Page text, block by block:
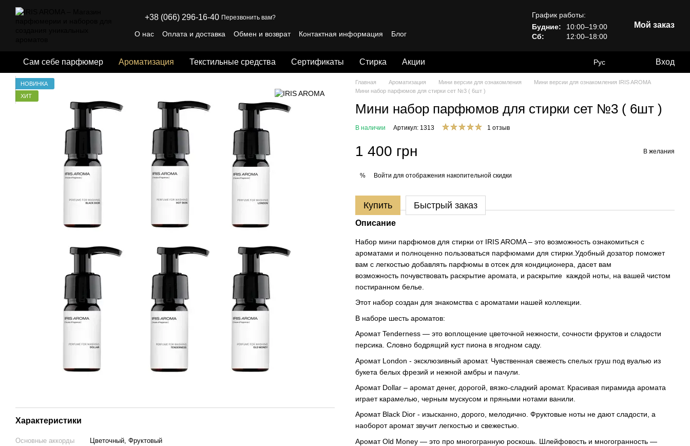
Перейти к основному контенту
+38 (066) 296-16-40 Перезвонить вам?
О нас Оплата и доставка Обмен и возврат Контактная информация
Блог
График работы:
Будние:
10:00–19:00
Сб:
12:00–18:00
Мой заказ
Сам себе парфюмер Ароматизация Текстильные средства Сертификаты Стирка Акции Рус Вход
НОВИНКА
ХИТ
Характеристики
Основные аккорды
Цветочный, Фруктовый
Главная Ароматизация Мини версии для ознакомления
Мини версии для ознакомления IRIS AROMA
Мини набор парфюмов для стирки сет №3 ( 6шт )
Мини набор парфюмов для стирки сет №3 ( 6шт )
В наличии Артикул: 1313 1 отзыв
1 400 грн В желания
% Войти для отображения накопительной скидки
Купить Быстрый заказ
Описание
Набор мини парфюмов для стирки от IRIS AROMA – это возможность ознакомиться с
ароматами и полноценно пользоваться парфюмами для стирки.Удобный дозатор поможет
вам с легкостью добавлять парфюмы в отсек для кондиционера, дасет вам
возможность почувствовать раскрытие аромата, и раскрытие каждой ноты, на вашей чистом
постиранном белье.
Этот набор создан для знакомства с ароматами нашей коллекции.
В наборе шесть ароматов:
Аромат Tenderness — это воплощение цветочной нежности, сочности фруктов и сладости
персика. Словно бодрящий куст пиона в ягодном саду.
Аромат London - эксклюзивный аромат. Чувственная свежесть спелых груш под вуалью из
букета белых фрезий и нежной амбры и пачули.
Аромат Dollar – аромат денег, дорогой, вязко-сладкий аромат. Красивая пирамида аромата
играет карамелью, черным мускусом и пряными нотами ванили.
Аромат Black Dior - изысканно, дорого, мелодично. Фруктовые ноты не дают сладости, а
наоборот аромат звучит легкостью и свежестью.
Аромат Old Money — это про многогранную роскошь. Шлейфовость и многогранность —